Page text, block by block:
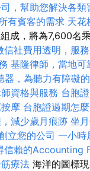
，幫助您解決各類
有賓客的需求 天花
成，將為7,600名
信社費用透明，服
基隆律師，當地可
器，為聽力有障礙
資格與服務 台胞
摩 台胞證過期怎
減少歲月痕跡 坐
立您的公司 一小時
信賴的Accounting
療法 海洋的圖標